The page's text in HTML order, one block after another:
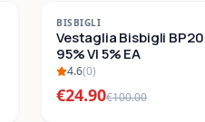
-75%
SALDI
BISBIGLI
Vestaglia Bisbigli
95% VI 5% EA
4.6(0)
€24.90€100.00